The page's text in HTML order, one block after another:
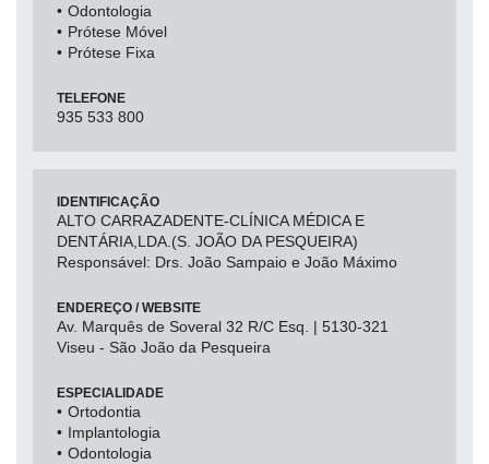
Odontologia
Prótese Móvel
Prótese Fixa
TELEFONE
935 533 800
IDENTIFICAÇÃO
ALTO CARRAZADENTE-CLÍNICA MÉDICA E
DENTÁRIA,LDA.(S. JOÃO DA PESQUEIRA)
Responsável: Drs. João Sampaio e João Máximo
ENDEREÇO / WEBSITE
Av. Marquês de Soveral 32 R/C Esq. | 5130-321
Viseu - São João da Pesqueira
ESPECIALIDADE
Ortodontia
Implantologia
Odontologia